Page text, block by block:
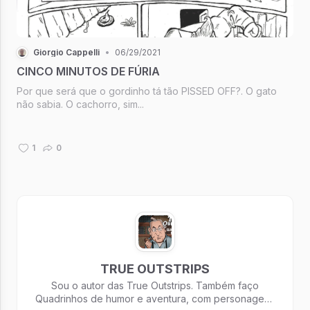
Giorgio Cappelli • 06/29/2021
CINCO MINUTOS DE FÚRIA
Por que será que o gordinho tá tão PISSED OFF?. O gato
não sabia. O cachorro, sim...
1 0
TRUE OUTSTRIPS
Sou o autor das True Outstrips. Também faço
Quadrinhos de humor e aventura, com personagens